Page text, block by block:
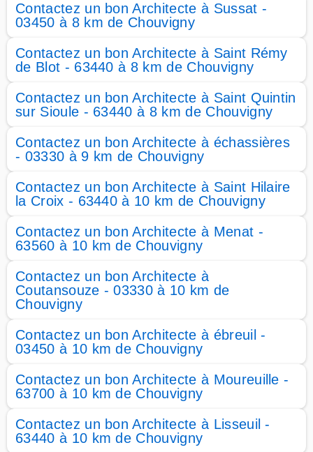
Contactez un bon Architecte à Sussat -
03450 à 8 km de Chouvigny
Contactez un bon Architecte à Saint Rémy
de Blot - 63440 à 8 km de Chouvigny
Contactez un bon Architecte à Saint Quintin
sur Sioule - 63440 à 8 km de Chouvigny
Contactez un bon Architecte à échassières
- 03330 à 9 km de Chouvigny
Contactez un bon Architecte à Saint Hilaire
la Croix - 63440 à 10 km de Chouvigny
Contactez un bon Architecte à Menat -
63560 à 10 km de Chouvigny
Contactez un bon Architecte à
Coutansouze - 03330 à 10 km de
Chouvigny
Contactez un bon Architecte à ébreuil -
03450 à 10 km de Chouvigny
Contactez un bon Architecte à Moureuille -
63700 à 10 km de Chouvigny
Contactez un bon Architecte à Lisseuil -
63440 à 10 km de Chouvigny